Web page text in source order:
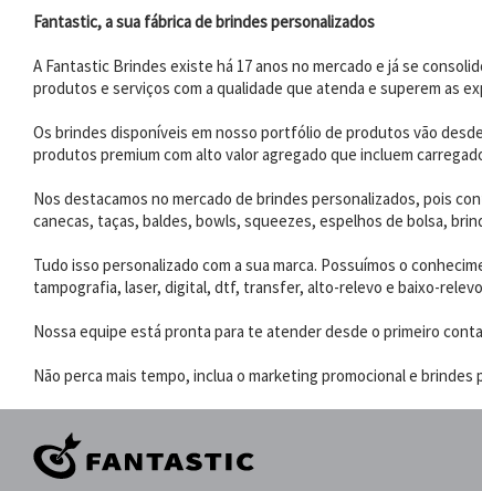
Fantastic, a sua fábrica de brindes personalizados
A Fantastic Brindes existe há 17 anos no mercado e já se
produtos e serviços com a qualidade que atenda e superem as
Os brindes disponíveis em nosso portfólio de produtos vão
produtos premium com alto valor agregado que incluem
Nos destacamos no mercado de brindes personalizados, pois
canecas, taças, baldes, bowls, squeezes, espelhos de bolsa,
Tudo isso personalizado com a sua marca. Possuímos o
tampografia, laser, digital, dtf, transfer, alto-relevo e baixo-
Nossa equipe está pronta para te atender desde o primeiro
Não perca mais tempo, inclua o marketing promocional e